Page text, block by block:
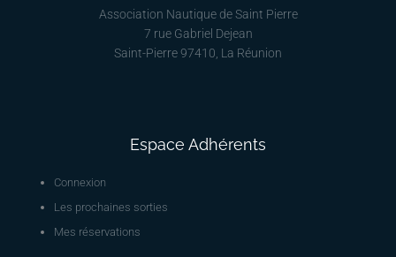
Association Nautique de Saint Pierre
7 rue Gabriel Dejean
Saint-Pierre 97410, La Réunion
Espace Adhérents
Connexion
Les prochaines sorties
Mes réservations